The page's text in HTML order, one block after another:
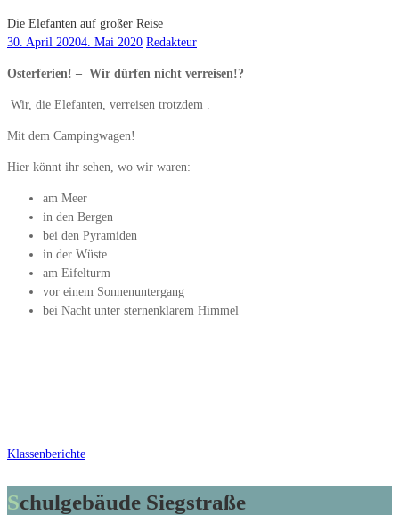
Die Elefanten auf großer Reise
30. April 20204. Mai 2020 Redakteur
Osterferien! – Wir dürfen nicht verreisen!?
Wir, die Elefanten, verreisen trotzdem .
Mit dem Campingwagen!
Hier könnt ihr sehen, wo wir waren:
am Meer
in den Bergen
bei den Pyramiden
in der Wüste
am Eifelturm
vor einem Sonnenuntergang
bei Nacht unter sternenklarem Himmel
Klassenberichte
Schulgebäude Siegstraße